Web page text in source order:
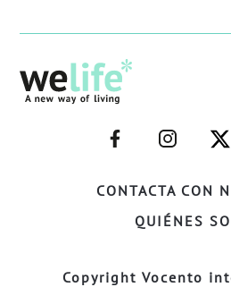
CONTACTA CON
QUIÉNES
–
FACEBOOK–
–
–
Copyright Vocento